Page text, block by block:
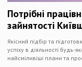
Потрібні
зайнятості
Якісний підбір та
успіху в діяльності будь-
найсміливіші плани та